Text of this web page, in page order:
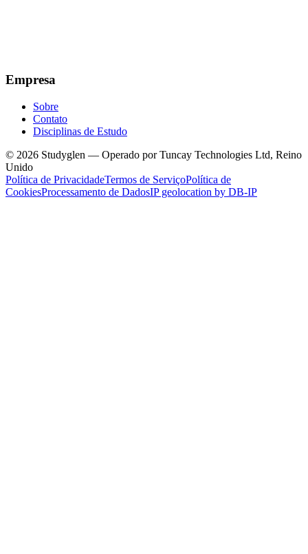
Empresa
Sobre
Contato
Disciplinas de Estudo
© 2026 Studyglen — Operado por Tuncay Technologies Ltd, Reino
Unido
Política de PrivacidadeTermos de ServiçoPolítica de
CookiesProcessamento de DadosIP geolocation by DB-IP